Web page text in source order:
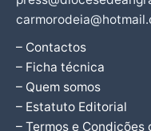
– Contactos
– Ficha técnica
– Quem somos
– Estatuto Editorial
– Termos e